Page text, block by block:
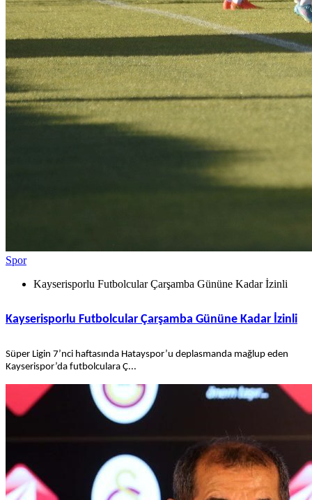
Spor
Kayserisporlu Futbolcular Çarşamba Gününe Kadar İzinli
Kayserisporlu Futbolcular Çarşamba Gününe Kadar İzinli
Süper Ligin 7’nci haftasında Hatayspor’u deplasmanda mağlup eden
Kayserispor’da futbolculara Ç...